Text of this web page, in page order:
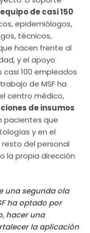
equipo de casi 150
epidemiólogos,
técnicos,
hacen frente al
y el apoyo
100 empleados
de MSF ha
centro médico,
de insumos
pacientes que
y en el
del personal
la propia dirección
una segunda ola
ha optado por
hacer una
la aplicación